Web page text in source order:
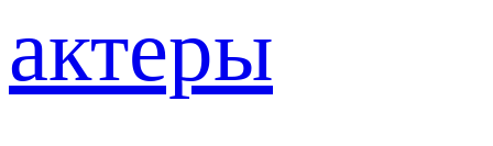
актеры